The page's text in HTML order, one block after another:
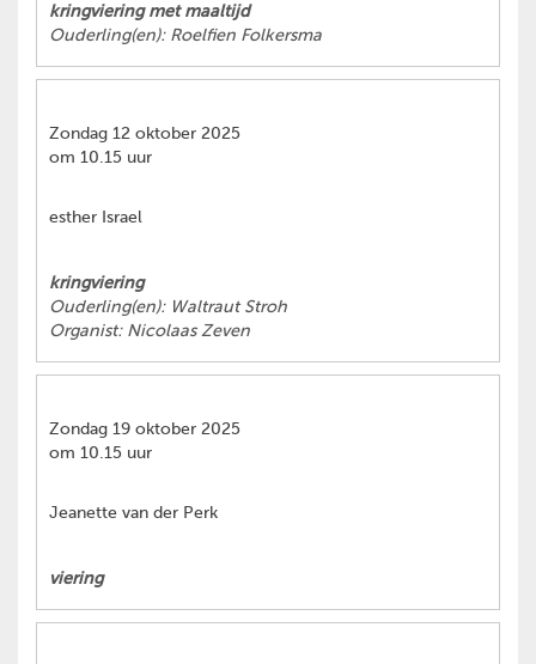
kringviering met maaltijd
Ouderling(en): Roelfien Folkersma
Zondag 12 oktober 2025
om 10.15 uur
esther Israel
kringviering
Ouderling(en): Waltraut Stroh
Organist: Nicolaas Zeven
Zondag 19 oktober 2025
om 10.15 uur
Jeanette van der Perk
viering